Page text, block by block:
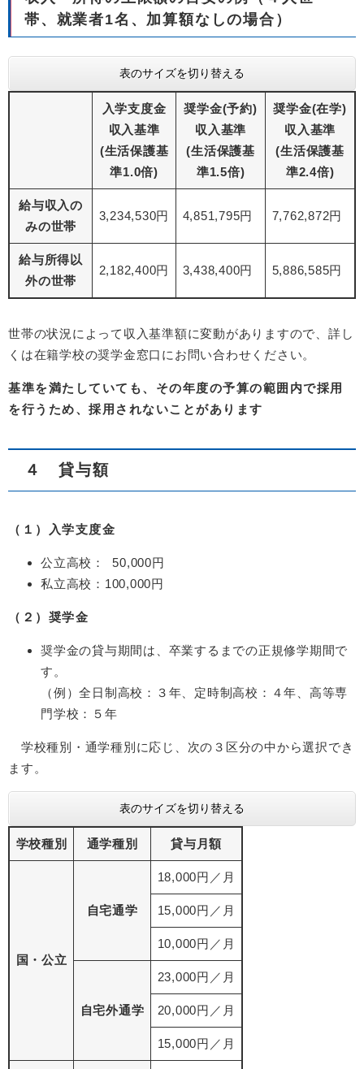
帯、就業者1名、加算額なしの場合）
表のサイズを切り替える
入学支度金
収入基準
(生活保護基
準1.0倍)
奨学金(予約)
収入基準
(生活保護基
準1.5倍)
奨学金(在学)
収入基準
(生活保護基
準2.4倍)
給与収入の
みの世帯
3,234,530円 4,851,795円 7,762,872円
給与所得以
外の世帯
2,182,400円 3,438,400円 5,886,585円
世帯の状況によって収入基準額に変動がありますので、詳し
くは在籍学校の奨学金窓口にお問い合わせください。
基準を満たしていても、その年度の予算の範囲内で採用
を行うため、採用されないことがあります
４ 貸与額
（１）入学支度金
公立高校： 50,000円
私立高校：100,000円
（２）奨学金
奨学金の貸与期間は、卒業するまでの正規修学期間で
す。
（例）全日制高校：３年、定時制高校：４年、高等専
門学校：５年
学校種別・通学種別に応じ、次の３区分の中から選択でき
ます。
表のサイズを切り替える
学校種別 通学種別 貸与月額
国・公立
自宅通学
18,000円／月
15,000円／月
10,000円／月
自宅外通学
23,000円／月
20,000円／月
15,000円／月